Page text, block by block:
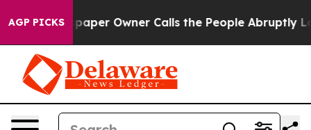
AGP PICKS
Owner Calls the People Abruptly Laid off “Simply